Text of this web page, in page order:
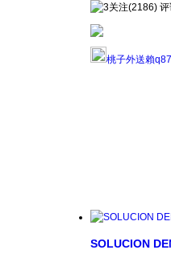
关注(2186)
桃子外送賴
SOLUCION